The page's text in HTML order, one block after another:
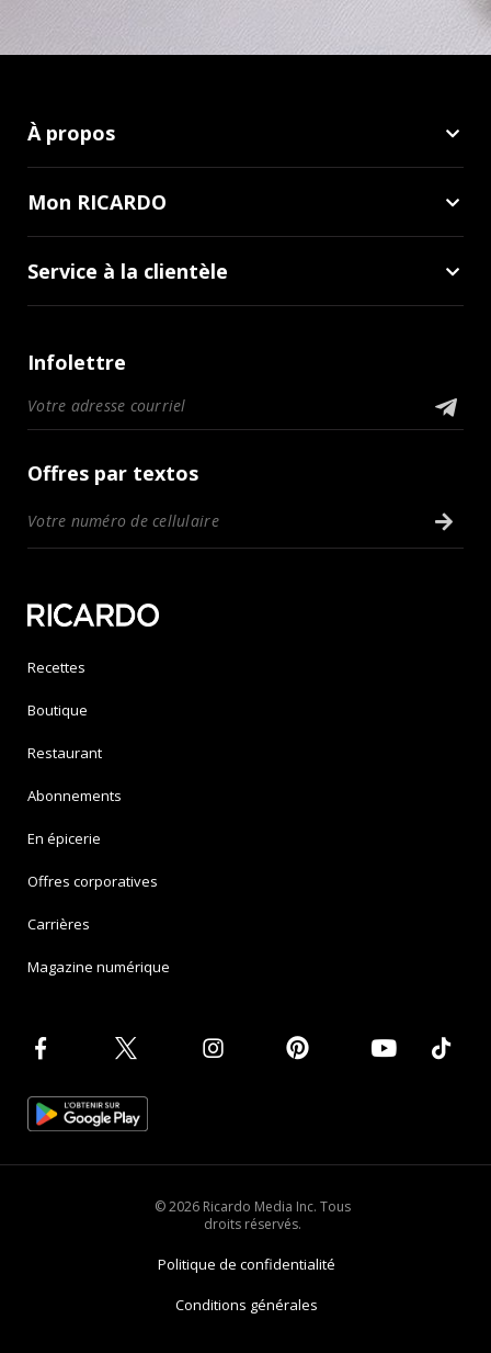
À propos
Mon RICARDO
Service à la clientèle
Infolettre
Offres par textos
Recettes
Boutique
Restaurant
Abonnements
En épicerie
Offres corporatives
Carrières
Magazine numérique
© 2026 Ricardo Media Inc. Tous
droits réservés.
Politique de confidentialité
Conditions générales